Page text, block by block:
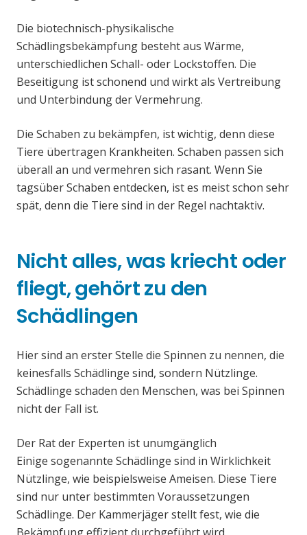
Die biotechnisch-physikalische
Schädlingsbekämpfung besteht aus Wärme,
unterschiedlichen Schall- oder Lockstoffen. Die
Beseitigung ist schonend und wirkt als Vertreibung
und Unterbindung der Vermehrung.
Die Schaben zu bekämpfen, ist wichtig, denn diese
Tiere übertragen Krankheiten. Schaben passen sich
überall an und vermehren sich rasant. Wenn Sie
tagsüber Schaben entdecken, ist es meist schon sehr
spät, denn die Tiere sind in der Regel nachtaktiv.
Nicht alles, was kriecht oder
fliegt, gehört zu den
Schädlingen
Hier sind an erster Stelle die Spinnen zu nennen, die
keinesfalls Schädlinge sind, sondern Nützlinge.
Schädlinge schaden den Menschen, was bei Spinnen
nicht der Fall ist.
Der Rat der Experten ist unumgänglich
Einige sogenannte Schädlinge sind in Wirklichkeit
Nützlinge, wie beispielsweise Ameisen. Diese Tiere
sind nur unter bestimmten Voraussetzungen
Schädlinge. Der Kammerjäger stellt fest, wie die